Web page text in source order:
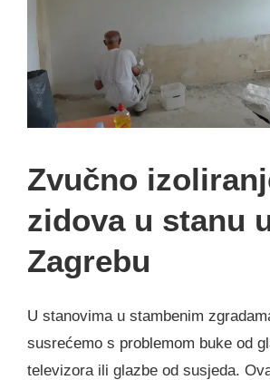
Zvučno
zidova u stanu
Zagrebu
U stanovima u stambenim
susrećemo s problemom buke od
televizora ili glazbe od susjeda.